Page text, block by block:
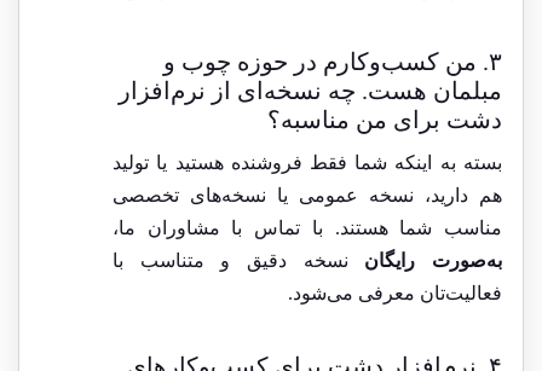
۳. من کسب‌وکارم در حوزه چوب و
مبلمان هست. چه نسخه‌ای از نرم‌افزار
دشت برای من مناسبه؟
بسته به اینکه شما فقط فروشنده هستید یا تولید
هم دارید، نسخه عمومی یا نسخه‌های تخصصی
مناسب شما هستند. با تماس با مشاوران ما،
به‌صورت رایگان نسخه دقیق و متناسب با
فعالیت‌تان معرفی می‌شود.